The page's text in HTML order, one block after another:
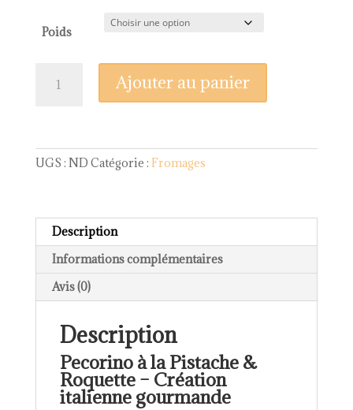
prix :
7,50€
29,90€
Poids
Roquette
Ajouter au panier
UGS : ND Catégorie : Fromages
Description
Informations complémentaires
Avis (0)
Description
Pecorino à la Pistache &
Roquette – Création
italienne gourmande